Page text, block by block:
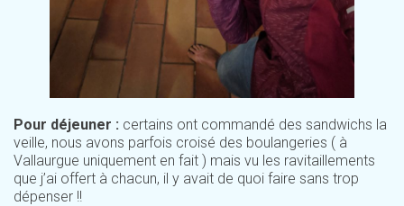
Pour déjeuner : certains ont commandé des sandwichs la
veille, nous avons parfois croisé des boulangeries ( à
Vallaurgue uniquement en fait ) mais vu les ravitaillements
que j’ai offert à chacun, il y avait de quoi faire sans trop
dépenser !!